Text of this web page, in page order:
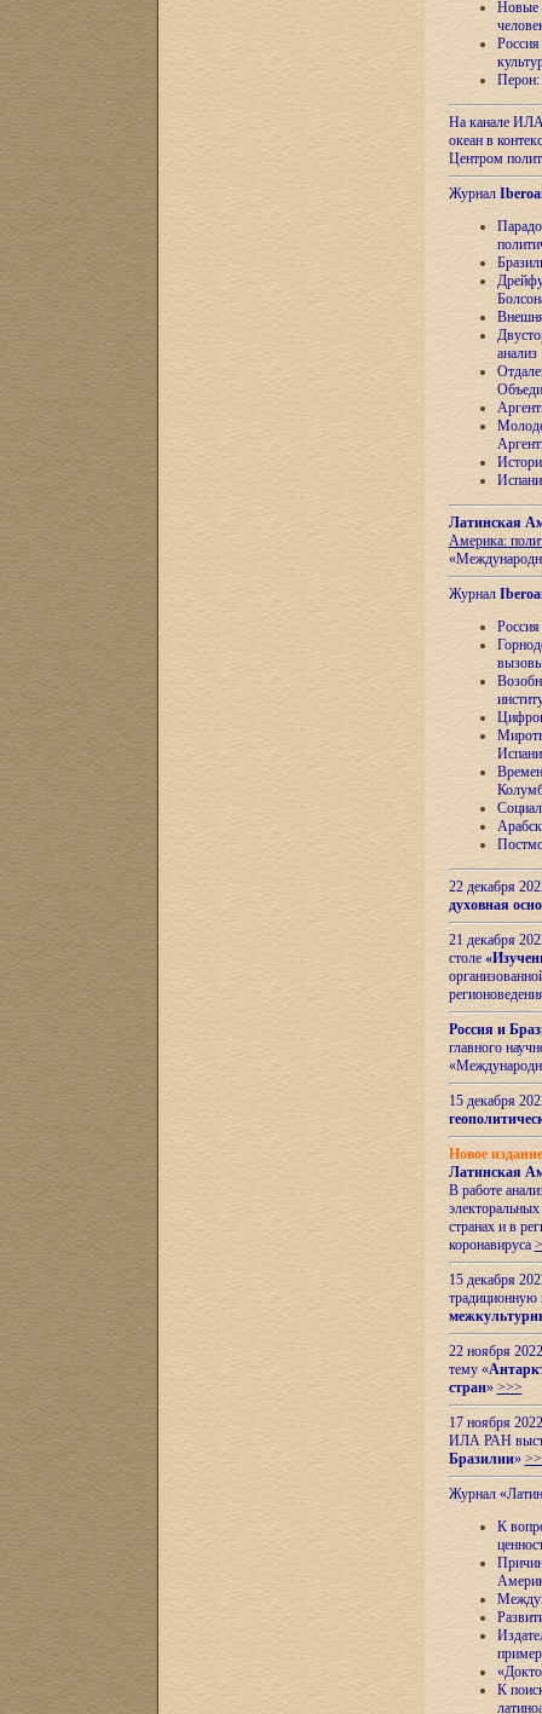
Новые
Перон:
На канале
океан в
Центром
Журнал
анализ
Латинская
Америка:
Журнал
22 декабря
духовная
21 декабря
столе
Россия и
главного
15 декабря
Новое
Латинская
В работе
странах и в
коронавируса
15 декабря
22 ноября
тему «
стран» >>>
17 ноября
ИЛА РАН
Бразилии»
Журнал
К
К